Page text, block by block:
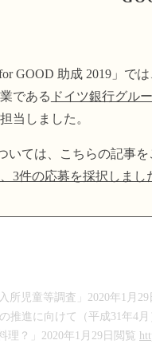
GOOD 助成 2019」で
である ドイツ銀行グル
当しました。
いては、こちらの記事を
3件の応募を採択しまし
所児童等調査」2020年1月29
進に向けて（平成31年4
？」2020年1月29日閲覧